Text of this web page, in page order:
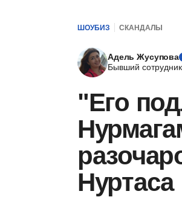
ШОУБИЗ СКАНДАЛЫ
Адель Жусупова
Бывший сотрудник
"Его
Нуртаса